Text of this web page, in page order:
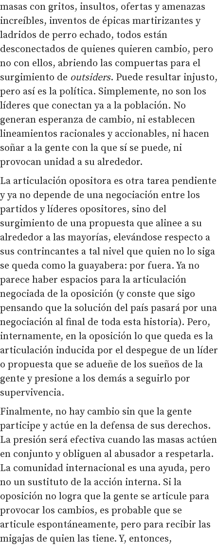
masas con gritos, insultos, ofertas y amenazas
increíbles, inventos de épicas martirizantes y
ladridos de perro echado, todos están
desconectados de quienes quieren cambio, pero
no con ellos, abriendo las compuertas para el
surgimiento de outsiders. Puede resultar injusto,
pero así es la política. Simplemente, no son los
líderes que conectan ya a la población. No
generan esperanza de cambio, ni establecen
lineamientos racionales y accionables, ni hacen
soñar a la gente con la que sí se puede, ni
provocan unidad a su alrededor.
La articulación opositora es otra tarea pendiente
y ya no depende de una negociación entre los
partidos y líderes opositores, sino del
surgimiento de una propuesta que alinee a su
alrededor a las mayorías, elevándose respecto a
sus contrincantes a tal nivel que quien no lo siga
se queda como la guayabera: por fuera. Ya no
parece haber espacios para la articulación
negociada de la oposición (y conste que sigo
pensando que la solución del país pasará por una
negociación al final de toda esta historia). Pero,
internamente, en la oposición lo que queda es la
articulación inducida por el despegue de un líder
o propuesta que se adueñe de los sueños de la
gente y presione a los demás a seguirlo por
supervivencia.
Finalmente, no hay cambio sin que la gente
participe y actúe en la defensa de sus derechos.
La presión será efectiva cuando las masas actúen
en conjunto y obliguen al abusador a respetarla.
La comunidad internacional es una ayuda, pero
no un sustituto de la acción interna. Si la
oposición no logra que la gente se articule para
provocar los cambios, es probable que se
articule espontáneamente, pero para recibir las
migajas de quien las tiene. Y, entonces,